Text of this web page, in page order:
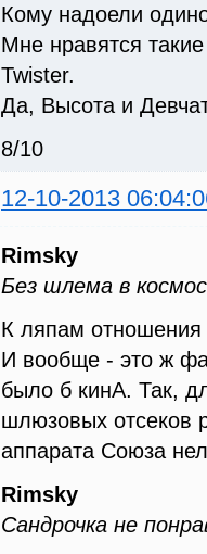
Кому надоели
Мне нравятся
Twister.
Да, Высота и
8/10
12-10-2013
Rimsky
Без шлема в
К ляпам
И вообще - это ж
было б кинА. Так,
шлюзовых отсеков
аппарата Союза
Rimsky
Сандрочка не